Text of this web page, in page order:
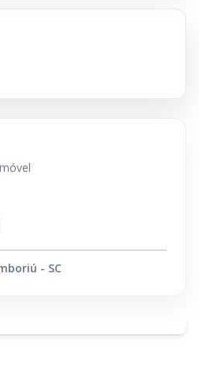
- SC